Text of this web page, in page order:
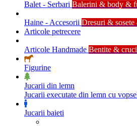
Balet - Serbari Balerini & body &
Haine - Accesorii Dresuri &
Articole petrecere
Articole Handmade Bentite &
Figurine
Jucarii din lemn
Jucarii executate din lemn cu
Jucarii baieti